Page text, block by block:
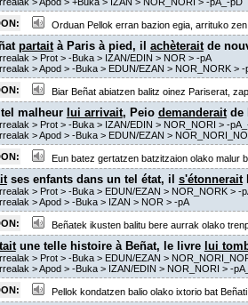
Orduan Pellok erran bazion egia, arrituko
partaità Paris à pied, il achèteraitde
> Prot> -Buka> IZAN/EDIN > NOR > -pA
>Apod> -Buka> EDUN/EZAN > NOR_NORK > -
Biar Beñat abiatzen balitz oinez Pariserat,
malheur lui arrivait, Peio demanderaitde
> Prot> -Buka> IZAN/EDIN > NOR_NORI > -
>Apod> -Buka> EDUN/EZAN >
Eun batez gertatzen batzitzaion olako malur
ses enfants dans un tel état, il s'étonnerait
> Prot> -Buka> EDUN/EZAN > NOR_NORK > -
>Apod> -Buka> IZAN > NOR > -pA
Beñatek ikusten balitu bere aurrak olako
une telle histoire à Beñat, le livre lui
> Prot> -Buka> EDUN/EZAN >
>Apod> -Buka> IZAN/EDIN > NOR_NORI > -
Pellok kondatzen balio olako ixtorio bat